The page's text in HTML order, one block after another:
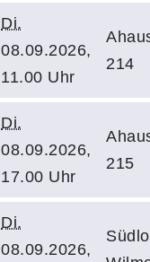
Di.
08.09.2026,
11.00 Uhr
214
Di.
08.09.2026,
17.00 Uhr
215
Di.
08.09.2026,